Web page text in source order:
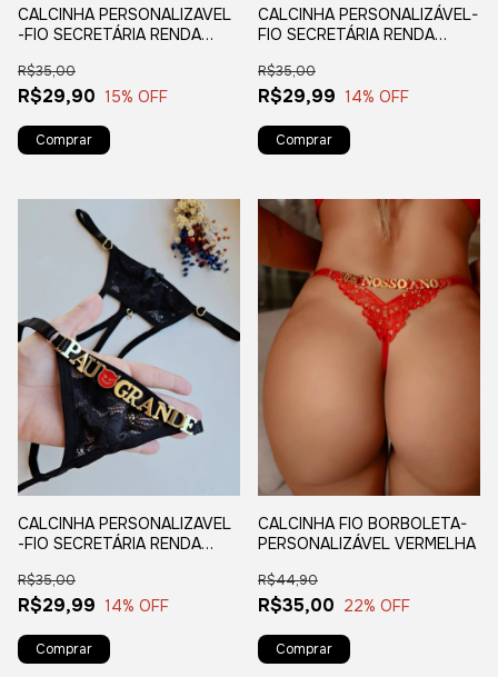
CALCINHA PERSONALIZAVEL
-FIO SECRETÁRIA RENDA
R$29,90
R$35,00
15% OFF
CALCINHA PERSONALIZÁVEL-
FIO SECRETÁRIA RENDA
R$29,99
R$35,00
14% OFF
CALCINHA PERSONALIZAVEL
-FIO SECRETÁRIA RENDA
R$29,99
R$35,00
14% OFF
CALCINHA FIO BORBOLETA-
PERSONALIZÁVEL VERMELHA
R$35,00
R$44,90
22% OFF